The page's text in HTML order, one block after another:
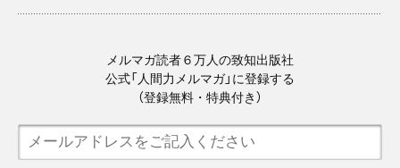
メルマガ読者６万人の致知出版社
公式「人間力メルマガ」に登録する
（登録無料・特典付き）